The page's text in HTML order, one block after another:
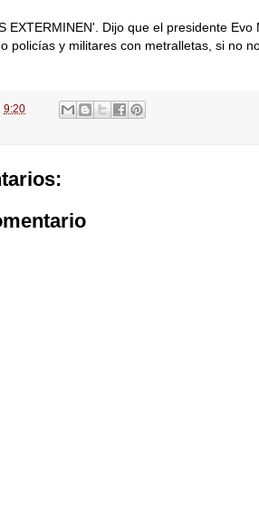
EXTERMINEN'. Dijo que el presidente
policías y militares con metralletas, si no
9:20